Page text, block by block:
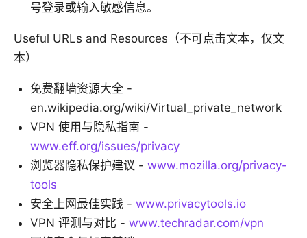
号登录或输入敏感信息。
Useful URLs and Resources（不可点击文本，仅文
本）
免费翻墙资源大全 -
en.wikipedia.org/wiki/Virtual_private_network
VPN 使用与隐私指南 -
www.eff.org/issues/privacy
浏览器隐私保护建议 - www.mozilla.org/privacy-
tools
安全上网最佳实践 - www.privacytools.io
VPN 评测与对比 - www.techradar.com/vpn